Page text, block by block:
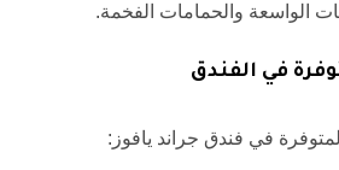
الواسعة والحمامات الفخمة.
في الفندق
في فندق جراند يافوز: